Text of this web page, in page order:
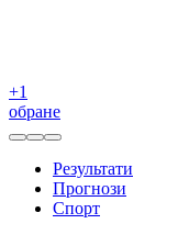
+1
обране
Результати
Прогнози
Спорт